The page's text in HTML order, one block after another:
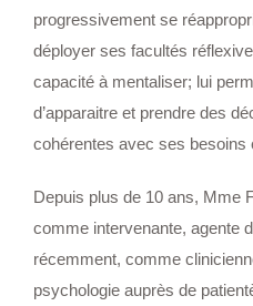
progressivement se
déployer ses facultés
capacité à mentaliser; lui
d’apparaitre et prendre des
cohérentes avec ses besoins
Depuis plus de 10 ans, Mme
comme intervenante, agente
récemment, comme
psychologie auprès de